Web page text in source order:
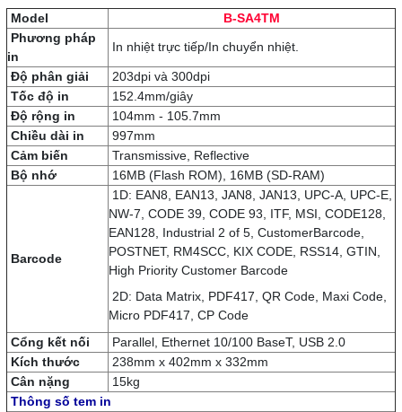
Model
B-SA4TM
Phương pháp
in
In nhiệt trực tiếp/In chuyển nhiệt.
Độ phân giải
203dpi và 300dpi
Tốc độ in
152.4mm/giây
Độ rộng in
104mm - 105.7mm
Chiều dài in
997mm
Cảm biến
Transmissive, Reflective
Bộ nhớ
16MB (Flash ROM), 16MB (SD-RAM)
Barcode
1D: EAN8, EAN13, JAN8, JAN13, UPC-A, UPC-E,
NW-7, CODE 39, CODE 93, ITF, MSI, CODE128,
EAN128, Industrial 2 of 5, CustomerBarcode,
POSTNET, RM4SCC, KIX CODE, RSS14, GTIN,
High Priority Customer Barcode
2D: Data Matrix, PDF417, QR Code, Maxi Code,
Micro PDF417, CP Code
Cổng kết nối
Parallel, Ethernet 10/100 BaseT, USB 2.0
Kích thước
238mm x 402mm x 332mm
Cân nặng
15kg
Thông số tem in